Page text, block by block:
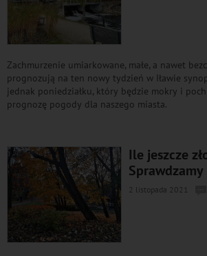
Zachmurzenie umiarkowane, małe, a nawet
prognozują na ten nowy tydzień w Iławie
jednak poniedziałku, który będzie mokry i
prognozę pogody dla naszego miasta.
Ile jeszcze
Sprawdzamy
2 listopada 2021